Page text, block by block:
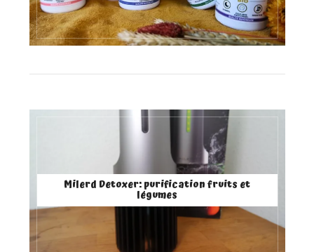
Milerd Detoxer: purification fruits et
légumes